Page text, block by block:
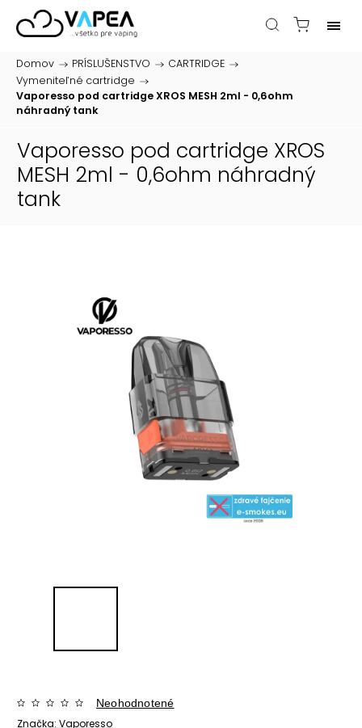
Domov / PRÍSLUŠENSTVO / CARTRIDGE /
Vymeniteľné cartridge /
Vaporesso pod cartridge XROS MESH 2ml - 0,6ohm
náhradný tank
Vaporesso pod cartridge XROS
MESH 2ml - 0,6ohm náhradný
tank
Značka: Vaporesso
Neohodnotené